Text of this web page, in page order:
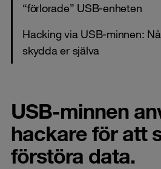
“förlorade” USB-enheten
Hacking via USB-minnen:
skydda er själva
USB-minnen
hackare för att
förstöra data.